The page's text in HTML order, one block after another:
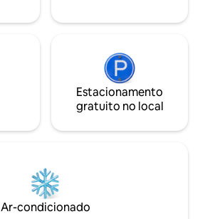
Estacionamento
gratuito no local
Ar-condicionado